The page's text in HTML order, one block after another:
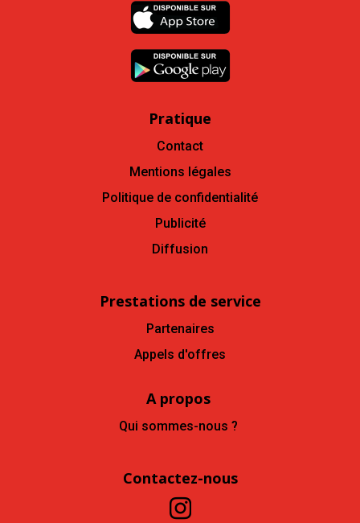
Pratique
Contact
Mentions légales
Politique de confidentialité
Publicité
Diffusion
Prestations de service
Partenaires
Appels d'offres
A propos
Qui sommes-nous ?
Contactez-nous
